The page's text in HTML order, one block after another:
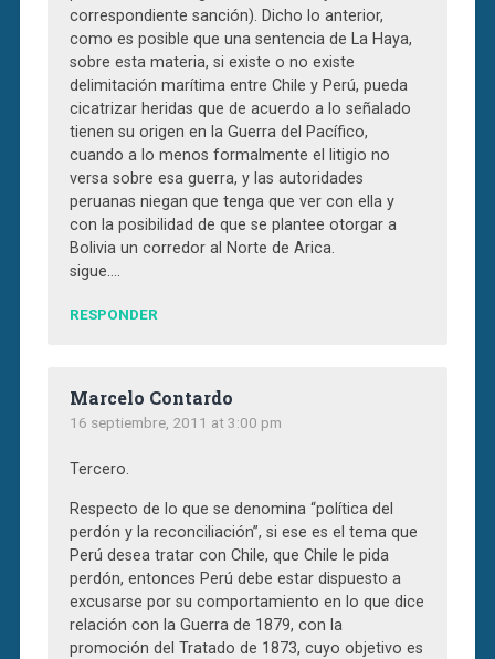
correspondiente sanción). Dicho lo anterior,
como es posible que una sentencia de La Haya,
sobre esta materia, si existe o no existe
delimitación marítima entre Chile y Perú, pueda
cicatrizar heridas que de acuerdo a lo señalado
tienen su origen en la Guerra del Pacífico,
cuando a lo menos formalmente el litigio no
versa sobre esa guerra, y las autoridades
peruanas niegan que tenga que ver con ella y
con la posibilidad de que se plantee otorgar a
Bolivia un corredor al Norte de Arica.
sigue….
RESPONDER
Marcelo Contardo
16 septiembre, 2011 at 3:00 pm
Tercero.
Respecto de lo que se denomina “política del
perdón y la reconciliación”, si ese es el tema que
Perú desea tratar con Chile, que Chile le pida
perdón, entonces Perú debe estar dispuesto a
excusarse por su comportamiento en lo que dice
relación con la Guerra de 1879, con la
promoción del Tratado de 1873, cuyo objetivo es